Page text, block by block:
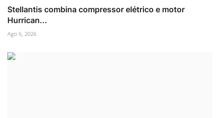
Stellantis combina compressor elétrico e motor
Hurrican...
Ago 6, 2026